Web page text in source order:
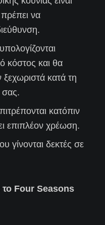
πρέπει να
κόστος και θα
κατά τη
σας.
κατόπιν
επιπλέον χρέωση.
γίνονται δεκτές σε
το Four Seasons